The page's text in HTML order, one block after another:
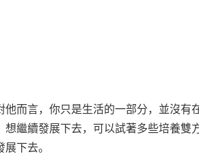
而言，你只是生活的一部分，並沒有
繼續發展下去，可以試著多些培養雙
下去。